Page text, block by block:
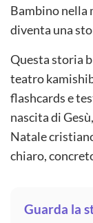
Bambino nella
diventa una
Questa storia
teatro
flashcards e
nascita di
Natale
chiaro,
Guarda la